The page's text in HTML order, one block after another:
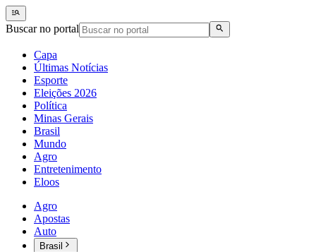
Buscar no portal
Capa
Últimas Notícias
Esporte
Eleições 2026
Política
Minas Gerais
Brasil
Mundo
Agro
Entretenimento
Eloos
Agro
Apostas
Auto
Brasil